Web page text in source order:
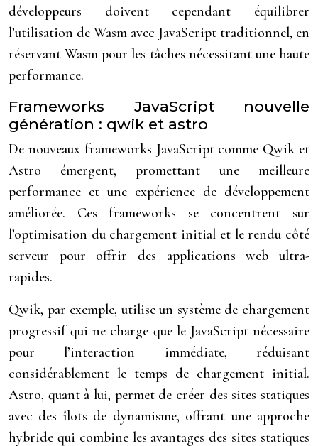
développeurs doivent cependant équilibrer
l’utilisation de Wasm avec JavaScript traditionnel, en
réservant Wasm pour les tâches nécessitant une haute
performance.
Frameworks JavaScript nouvelle
génération : qwik et astro
De nouveaux frameworks JavaScript comme Qwik et
Astro émergent, promettant une meilleure
performance et une expérience de développement
améliorée. Ces frameworks se concentrent sur
l’optimisation du chargement initial et le rendu côté
serveur pour offrir des applications web ultra-
rapides.
Qwik, par exemple, utilise un système de chargement
progressif qui ne charge que le JavaScript nécessaire
pour l’interaction immédiate, réduisant
considérablement le temps de chargement initial.
Astro, quant à lui, permet de créer des sites statiques
avec des îlots de dynamisme, offrant une approche
hybride qui combine les avantages des sites statiques